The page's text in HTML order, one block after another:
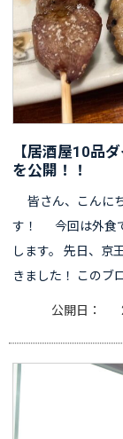
【居酒屋10品
を公開！！
皆さん、こんに
す！ 今回は外食
します。 先日、京
きました！ このブ
公開日：